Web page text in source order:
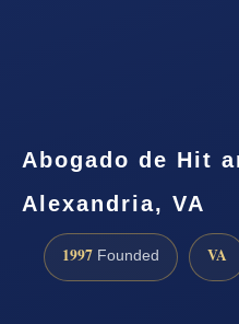
Abogado de Hit
Alexandria, VA
1997 Founded VA